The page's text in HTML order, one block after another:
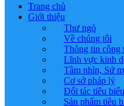
Trang chủ
Giới thiệu
Thư ngỏ
Về chúng tôi
Thông tin công
Lĩnh vực kinh
Tầm nhìn, Sứ
Cơ sở pháp lý
Đối tác tiêu biểu
Sản phẩm tiêu